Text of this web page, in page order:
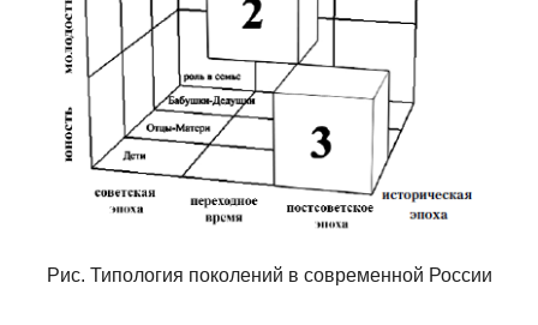
Рис. Типология поколений в современной России